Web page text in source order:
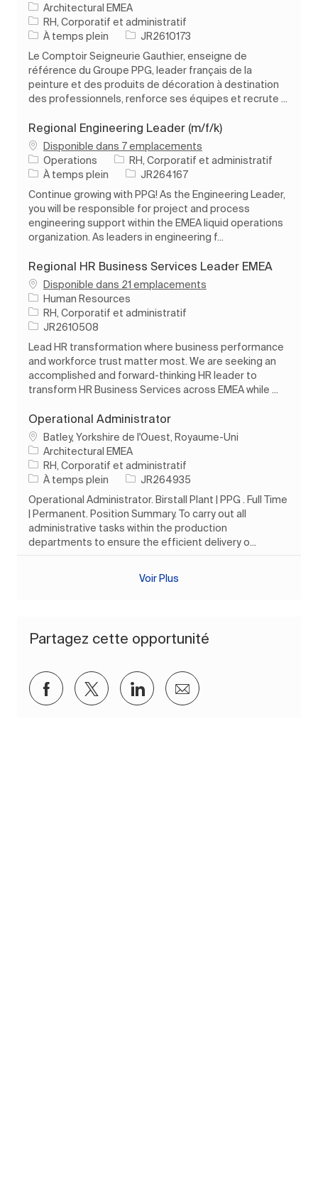
Architectural EMEA
Catégorie
RH, Corporatif et administratif
Type d’emploi
À temps plein ID de l’emploi
JR2610173
Le Comptoir Seigneurie Gauthier, enseigne de
référence du Groupe PPG, leader français de la
peinture et des produits de décoration à destination
des professionnels, renforce ses équipes et recrute ...
Regional Engineering Leader (m/f/k)
Disponible dans 7 emplacements
Operations
Catégorie
RH, Corporatif et administratif
Type d’emploi
À temps plein ID de l’emploi
JR264167
Continue growing with PPG! As the Engineering Leader,
you will be responsible for project and process
engineering support within the EMEA liquid operations
organization. As leaders in engineering f...
Regional HR Business Services Leader EMEA
Disponible dans 21 emplacements
Human Resources
Catégorie
RH, Corporatif et administratif
ID de l’emploi
JR2610508
Lead HR transformation where business performance
and workforce trust matter most. We are seeking an
accomplished and forward-thinking HR leader to
transform HR Business Services across EMEA while ...
Operational Administrator
Emplacement
Batley, Yorkshire de l'Ouest, Royaume-Uni
Architectural EMEA
Catégorie
RH, Corporatif et administratif
Type d’emploi
À temps plein ID de l’emploi
JR264935
Operational Administrator. Birstall Plant | PPG . Full Time
| Permanent. Position Summary. To carry out all
administrative tasks within the production
departments to ensure the efficient delivery o...
Voir Plus
Partagez cette opportunité
Partager via Facebook
Partager via twitter
Partager via LinkedIn
Partager par e-mail